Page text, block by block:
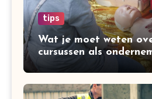
tips
Wat je moet weten
cursussen als